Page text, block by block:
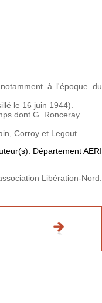
à l'époque du
le 16 juin 1944).
dont G. Ronceray.
Corroy et Legout.
Département AERI
Libération-Nord.